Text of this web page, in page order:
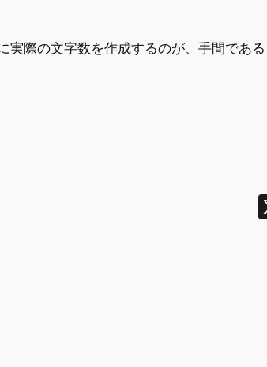
際の文字数を作成するのが、手間であ